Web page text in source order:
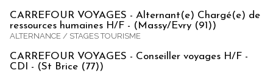
CARREFOUR VOYAGES - Alternant(e) Chargé(e) de
ressources humaines H/F - (Massy/Evry (91))
ALTERNANCE / STAGES TOURISME
CARREFOUR VOYAGES - Conseiller voyages H/F -
CDI - (St Brice (77))